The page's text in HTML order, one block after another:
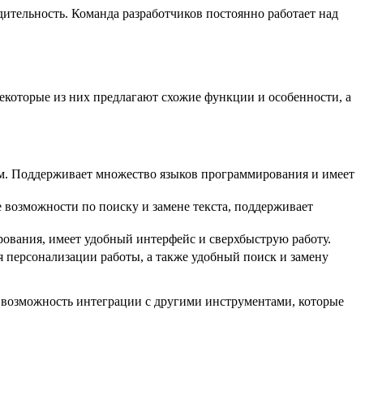
Команда разработчиков постоянно работает над
из них предлагают схожие функции и особенности, а
Поддерживает множество языков программирования и имеет
по поиску и замене текста, поддерживает
имеет удобный интерфейс и сверхбыструю работу.
работы, а также удобный поиск и замену
интеграции с другими инструментами, которые